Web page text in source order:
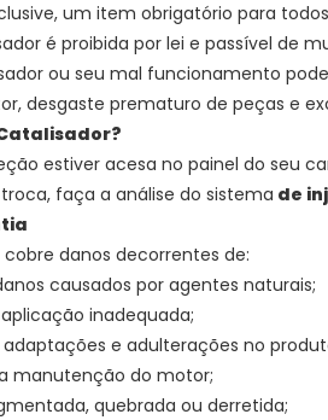
um item obrigatório para
é proibida por lei e passível de
ou seu mal funcionamento
desgaste prematuro de peças e
estiver acesa no painel do seu
faça a análise do sistema de
cobre danos decorrentes de:
causados por agentes naturais;
inadequada;
e adulterações no
manutenção do motor;
quebrada ou derretida;